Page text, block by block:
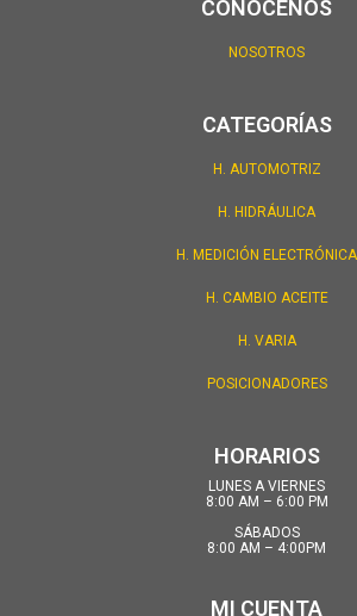
CONÓCENOS
NOSOTROS
CATEGORÍAS
H. AUTOMOTRIZ
H. HIDRÁULICA
H. MEDICIÓN ELECTRÓNICA
H. CAMBIO ACEITE
H. VARIA
POSICIONADORES
HORARIOS
LUNES A VIERNES
8:00 AM – 6:00 PM
SÁBADOS
8:00 AM – 4:00PM
MI CUENTA